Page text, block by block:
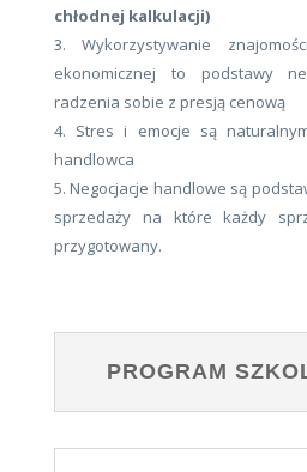
chłodnej kalkulacji)
3. Wykorzystywanie
ekonomicznej to podstawy
radzenia sobie z presją cenową
4. Stres i emocje są
handlowca
5. Negocjacje handlowe są
sprzedaży na które każdy
przygotowany.
PROGRAM